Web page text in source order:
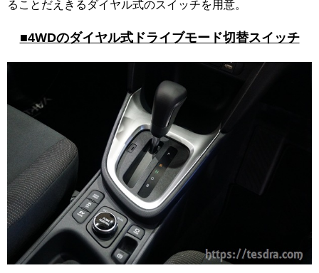
ることだえきるダイヤル式のスイッチを用意。
■4WDのダイヤル式ドライブモード切替スイッチ